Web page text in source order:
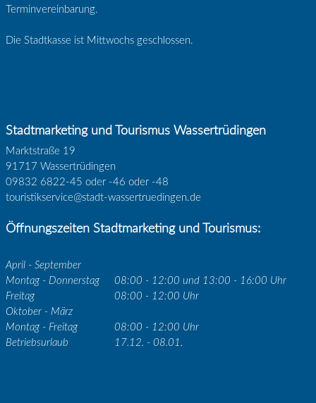
Terminvereinbarung.
Die Stadtkasse ist Mittwochs geschlossen.
Stadtmarketing und Tourismus Wassertrüdingen
Marktstraße 19
91717 Wassertrüdingen
09832 6822-45 oder -46 oder -48
touristikservice@stadt-wassertruedingen.de
Öffnungszeiten Stadtmarketing und Tourismus:
April - September
Montag - Donnerstag
08:00 - 12:00 und 13:00 - 16:00 Uhr
Freitag
08:00 - 12:00 Uhr
Oktober - März
Montag - Freitag
08:00 - 12:00 Uhr
Betriebsurlaub
17.12. - 08.01.